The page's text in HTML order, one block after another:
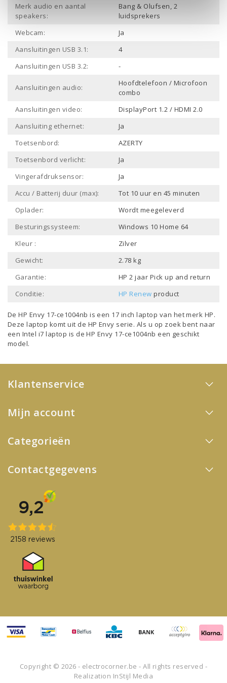
Merk audio en aantal
speakers:
Bang & Olufsen, 2
luidsprekers
Webcam:
Ja
Aansluitingen USB 3.1:
4
Aansluitingen USB 3.2:
-
Aansluitingen audio:
Hoofdtelefoon / Microfoon
combo
Aansluitingen video:
DisplayPort 1.2 / HDMI 2.0
Aansluiting ethernet:
Ja
Toetsenbord:
AZERTY
Toetsenbord verlicht:
Ja
Vingerafdruksensor:
Ja
Accu / Batterij duur (max):
Tot 10 uur en 45 minuten
Oplader:
Wordt meegeleverd
Besturingssysteem:
Windows 10 Home 64
Kleur :
Zilver
Gewicht:
2.78 kg
Garantie:
HP 2 jaar Pick up and return
Conditie:
HP Renew product
De HP Envy 17-ce1004nb is een 17 inch laptop van het merk HP.
Deze laptop komt uit de HP Envy serie. Als u op zoek bent naar
een Intel i7 laptop is de HP Envy 17-ce1004nb een geschikt
model.
Klantenservice
Mijn account
Categorieën
Contactgegevens
Copyright © 2026 - electrocorner.be - All rights reserved -
Realization InStijl Media